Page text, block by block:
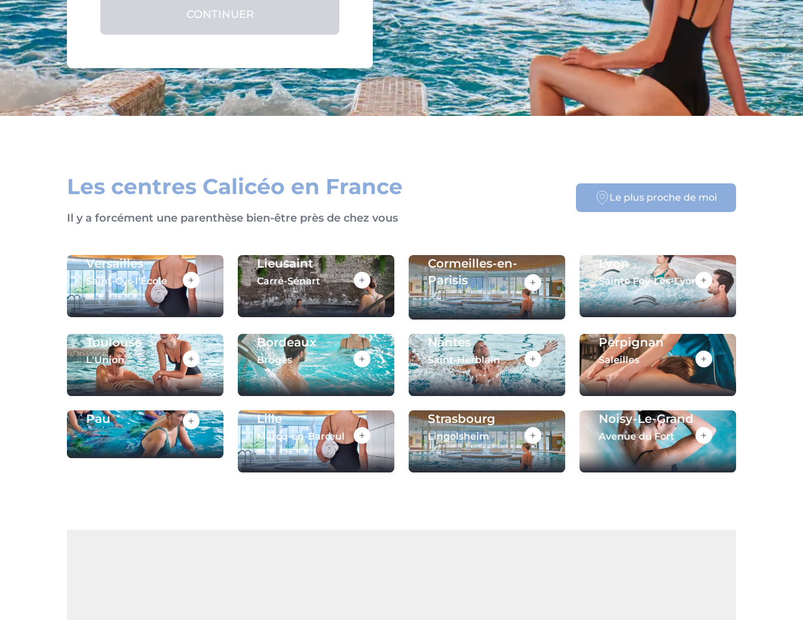
CONTINUER
Les centres Calicéo en France
Il y a forcément une parenthèse bien-être près de chez vous
Le plus proche de moi
Versailles
Saint-Cyr-l'École +
Lieusaint
Carré-Sénart +
Cormeilles-en-
Parisis
+
Lyon
Sainte Foy-Lès-Lyon +
Toulouse
L'Union +
Bordeaux
Bruges +
Nantes
Saint-Herblain +
Perpignan
Saleilles +
Pau + Lille
Marcq-en-Barœul +
Strasbourg
Lingolsheim +
Noisy-Le-Grand
Avenue du Fort +